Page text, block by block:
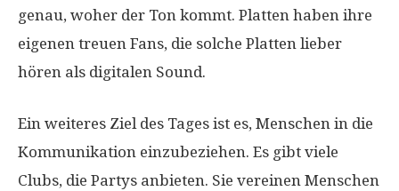
genau, woher der Ton kommt. Platten haben ihre
eigenen treuen Fans, die solche Platten lieber
hören als digitalen Sound.
Ein weiteres Ziel des Tages ist es, Menschen in die
Kommunikation einzubeziehen. Es gibt viele
Clubs, die Partys anbieten. Sie vereinen Menschen